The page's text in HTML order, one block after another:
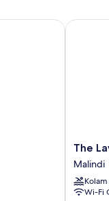
The
Lawford
Kenya
Malindi
The
Malindi
Wi-Fi
The